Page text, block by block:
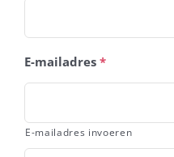
E-mailadres *
E-mailadres invoeren